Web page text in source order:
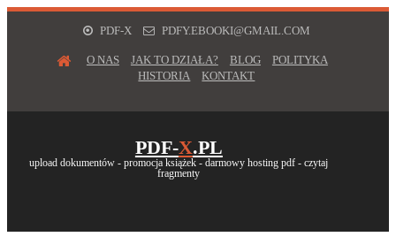
PDF-X PDFY.EBOOKI@GMAIL.COM
O NAS JAK TO DZIAŁA? BLOG
POLITYKA
HISTORIA
KONTAKT
PDF-X.PL
upload dokumentów - promocja książek - darmowy hosting pdf - czytaj
fragmenty